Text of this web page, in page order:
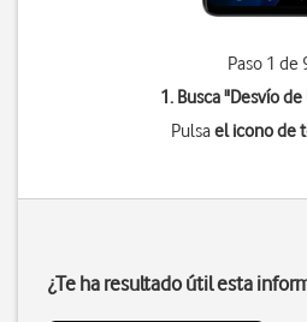
Paso 1 de
1. Busca "Desvío
Pulsael icono de
¿Te ha resultado útil esta